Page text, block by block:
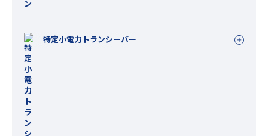
特定小電力トランシーバー